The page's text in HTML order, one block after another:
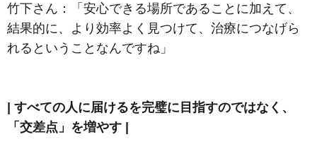
竹下さん：「安心できる場所であることに加えて、
結果的に、より効率よく見つけて、治療につなげら
れるということなんですね」
| すべての人に届けるを完璧に目指すのではなく、
「交差点」を増やす |